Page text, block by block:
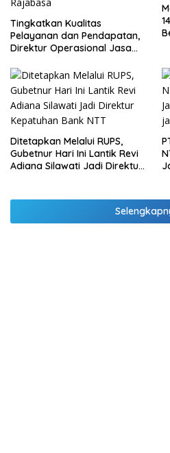
Tingkatkan Kualitas
Pelayanan dan Pendapatan,
Direktur Operasional Jasa
di Lampung dan Tinjau
Samsat Rajabasa
Ditetapkan Melalui RUPS,
Gubetnur Hari Ini Lantik Revi
Adiana Silawati Jadi Direktur